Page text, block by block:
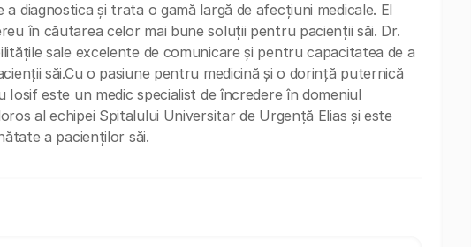
diagnostica și trata o gamă largă de afecțiuni medicale. El
în căutarea celor mai bune soluții pentru pacienții săi. Dr.
sale excelente de comunicare și pentru capacitatea de a
săi.Cu o pasiune pentru medicină și o dorință puternică
Iosif este un medic specialist de încredere în domeniul
al echipei Spitalului Universitar de Urgență Elias și este
a pacienților săi.